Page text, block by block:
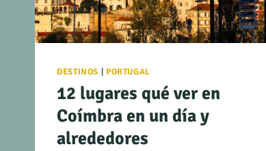
DESTINOS | PORTUGAL
12 lugares qué ver en
Coímbra en un día y
alrededores